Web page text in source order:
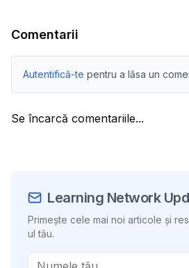
Comentarii
Autentifică-te pentru a lăsa un
Se încarcă comentariile...
Learning Network
Primește cele mai noi articole și
ul tău.